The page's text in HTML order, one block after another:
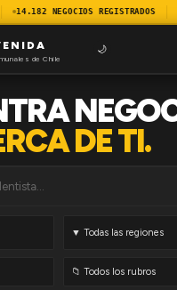
14.182 NEGOCIOS REGISTRADOS
de Chile
🌙
DE TI.